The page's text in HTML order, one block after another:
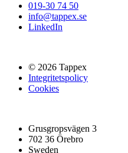
019-30 74 50
info@tappex.se
LinkedIn
© 2026 Tappex
Integritetspolicy
Cookies
Grusgropsvägen 3
702 36 Örebro
Sweden